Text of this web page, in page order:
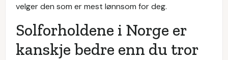
velger den som er mest lønnsom for deg.
Solforholdene i Norge er
kanskje bedre enn du tror